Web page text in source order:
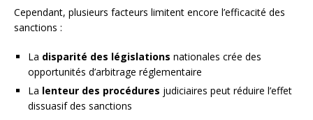
Cependant, plusieurs facteurs limitent encore l’efficacité des
sanctions :
La disparité des législations nationales crée des
opportunités d’arbitrage réglementaire
La lenteur des procédures judiciaires peut réduire l’effet
dissuasif des sanctions